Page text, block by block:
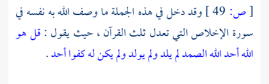
[ص:
وقد دخل في هذه الجملة ما وصف الله به نفسه في
سورة الإخلاص التي تعدل ثلث القرآن ، حيث يقول :قل هو
الله أحد الله الصمد لم يلد ولم يولد ولم يكن له كفوا أحد.